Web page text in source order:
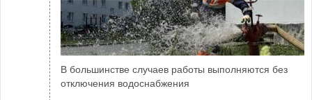
В большинстве случаев работы выполняются без
отключения водоснабжения